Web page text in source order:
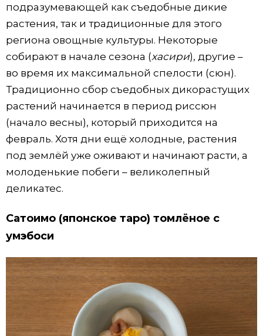
подразумевающей как съедобные дикие
растения, так и традиционные для этого
региона овощные культуры. Некоторые
собирают в начале сезона (хасири), другие –
во время их максимальной спелости (сюн).
Традиционно сбор съедобных дикорастущих
растений начинается в период риссюн
(начало весны), который приходится на
февраль. Хотя дни ещё холодные, растения
под землёй уже оживают и начинают расти, а
молоденькие побеги – великолепный
деликатес.
Сатоимо (японское таро) томлёное с
умэбоси